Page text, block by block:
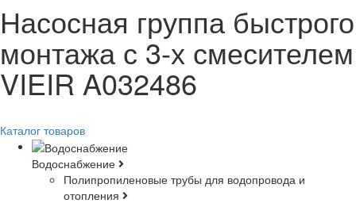
Насосная группа быстрого
монтажа с 3-х смесителем
VIEIR A032486
Каталог товаров
Водоснабжение
Полипропиленовые трубы для водопровода и
отопления